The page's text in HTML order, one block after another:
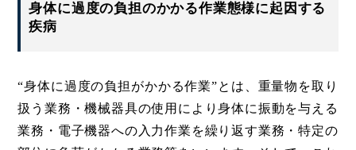
身体に過度の負担のかかる作業態様に起因する
疾病
“身体に過度の負担がかかる作業”とは、重量物を取り
扱う業務・機械器具の使用により身体に振動を与える
業務・電子機器への入力作業を繰り返す業務・特定の